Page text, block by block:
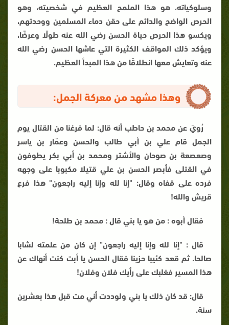
وسلوكياته، هو هذا الملمح العظيم في شخصيته، وهو
الحرص الواضح والدائم على حقن دماء المسلمين ووحدتهم،
ويكسو هذا الحرص حياة الحسن رضي الله عنه طولًا وعرضًا،
ويؤكد ذلك المواقف الكثيرة التي عاشها الحسن رضي الله
عنه وتعايش معها انطلاقًا من هذا المبدأ العظيم.
وهذا مشهد من معركة الجمل:
رُويَ عن محمد بن حاطب أنه قال: لما فرغنا من القتال يوم
الجمل قام علي بن أبي طالب والحسن وعمّار بن ياسر
وصعصعة بن صوحان والأشتر ومحمد بن أبي بكر يطوفون
في القتلى فأبصر الحسن بن علي قتيلا مكبوبا على وجهه
فرده على قفاه وقال: "إنا لله وإنا إليه راجعون" هذا فرع
قريش والله!
فقال أبوه : من هو يا بني قال : محمد بن طلحة!
قال : "إنا لله وإنا إليه راجعون" إن كان من علمته لشابا
صالحا. ثم قعد كئيبا حزينا فقال الحسن يا أبت كنت أنهاك عن
هذا المسير فغلبك على رأيك فلان وفلان!
قال: قد كان ذلك يا بني ولوددت أني مت قبل هذا بعشرين
سنة.